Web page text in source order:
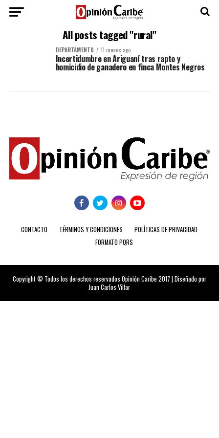
All posts tagged "rural"
DEPARTAMENTO 11 meses ago
Incertidumbre en Ariguaní tras rapto y
homicidio de ganadero en finca Montes Negros
CONTACTO TÉRMINOS Y CONDICIONES
POLÍTICAS DE PRIVACIDAD
FORMATO PQRS
Copyright © Todos los derechos reservados Opinión Caribe 2017 | Diseñado por
Juan Carlos Villar